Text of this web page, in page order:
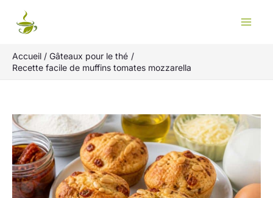
Accueil
Gâteaux pour le thé
Recette facile de muffins tomates mozzarella